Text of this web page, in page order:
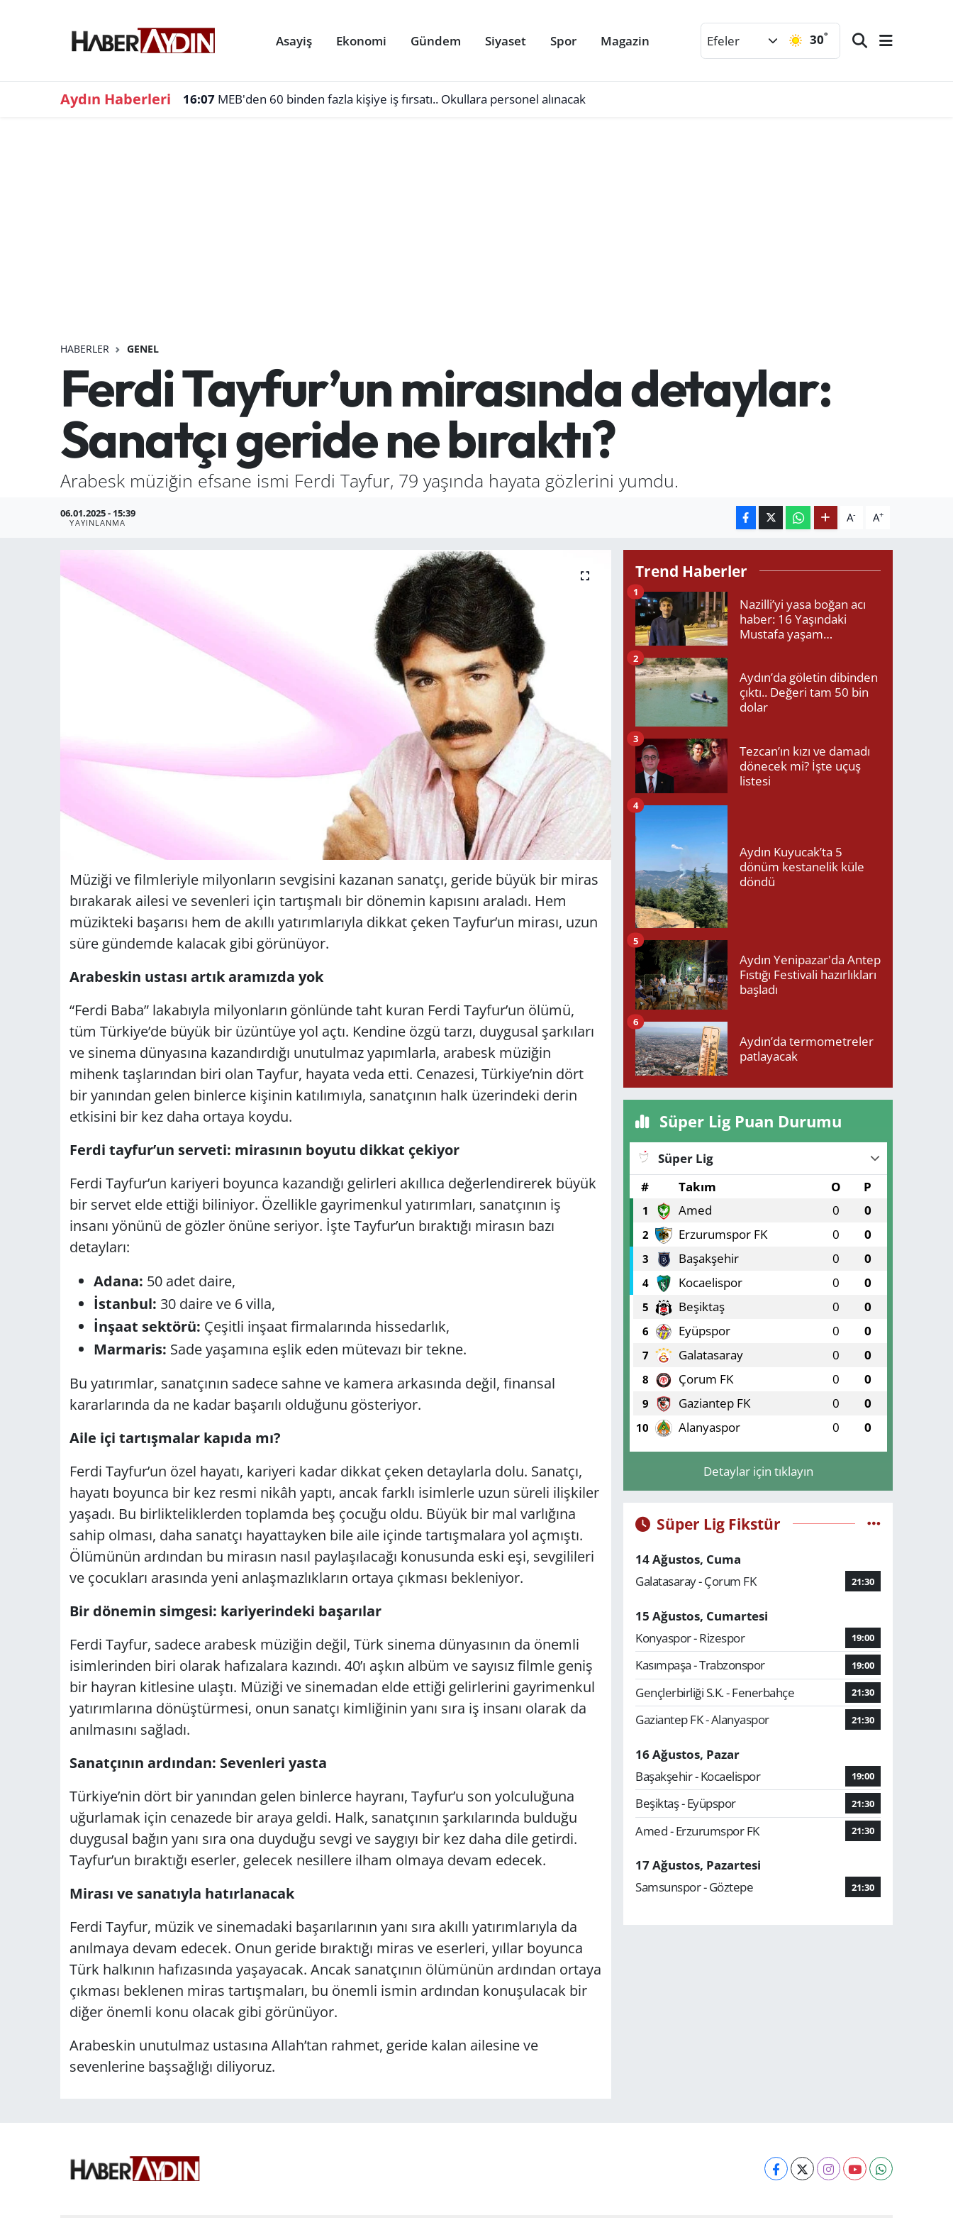
Asayiş Ekonomi Gündem Siyaset Spor Magazin Efeler 30°
Aydın Haberleri 16:07 MEB'den 60 binden fazla kişiye iş fırsatı.. Okullara personel alınacak
HABERLER GENEL
Ferdi Tayfur’un mirasında detaylar:
Sanatçı geride ne bıraktı?
Arabesk müziğin efsane ismi Ferdi Tayfur, 79 yaşında hayata gözlerini yumdu.
06.01.2025 - 15:39
YAYINLANMA A- A+
Müziği ve filmleriyle milyonların sevgisini kazanan sanatçı, geride büyük bir miras
bırakarak ailesi ve sevenleri için tartışmalı bir dönemin kapısını araladı. Hem
müzikteki başarısı hem de akıllı yatırımlarıyla dikkat çeken Tayfur’un mirası, uzun
süre gündemde kalacak gibi görünüyor.
Arabeskin ustası artık aramızda yok
“Ferdi Baba” lakabıyla milyonların gönlünde taht kuran Ferdi Tayfur’un ölümü,
tüm Türkiye’de büyük bir üzüntüye yol açtı. Kendine özgü tarzı, duygusal şarkıları
ve sinema dünyasına kazandırdığı unutulmaz yapımlarla, arabesk müziğin
mihenk taşlarından biri olan Tayfur, hayata veda etti. Cenazesi, Türkiye’nin dört
bir yanından gelen binlerce kişinin katılımıyla, sanatçının halk üzerindeki derin
etkisini bir kez daha ortaya koydu.
Ferdi tayfur’un serveti: mirasının boyutu dikkat çekiyor
Ferdi Tayfur’un kariyeri boyunca kazandığı gelirleri akıllıca değerlendirerek büyük
bir servet elde ettiği biliniyor. Özellikle gayrimenkul yatırımları, sanatçının iş
insanı yönünü de gözler önüne seriyor. İşte Tayfur’un bıraktığı mirasın bazı
detayları:
Adana: 50 adet daire,
İstanbul: 30 daire ve 6 villa,
İnşaat sektörü: Çeşitli inşaat firmalarında hissedarlık,
Marmaris: Sade yaşamına eşlik eden mütevazı bir tekne.
Bu yatırımlar, sanatçının sadece sahne ve kamera arkasında değil, finansal
kararlarında da ne kadar başarılı olduğunu gösteriyor.
Aile içi tartışmalar kapıda mı?
Ferdi Tayfur’un özel hayatı, kariyeri kadar dikkat çeken detaylarla dolu. Sanatçı,
hayatı boyunca bir kez resmi nikâh yaptı, ancak farklı isimlerle uzun süreli ilişkiler
yaşadı. Bu birlikteliklerden toplamda beş çocuğu oldu. Büyük bir mal varlığına
sahip olması, daha sanatçı hayattayken bile aile içinde tartışmalara yol açmıştı.
Ölümünün ardından bu mirasın nasıl paylaşılacağı konusunda eski eşi, sevgilileri
ve çocukları arasında yeni anlaşmazlıkların ortaya çıkması bekleniyor.
Bir dönemin simgesi: kariyerindeki başarılar
Ferdi Tayfur, sadece arabesk müziğin değil, Türk sinema dünyasının da önemli
isimlerinden biri olarak hafızalara kazındı. 40’ı aşkın albüm ve sayısız filmle geniş
bir hayran kitlesine ulaştı. Müziği ve sinemadan elde ettiği gelirlerini gayrimenkul
yatırımlarına dönüştürmesi, onun sanatçı kimliğinin yanı sıra iş insanı olarak da
anılmasını sağladı.
Sanatçının ardından: Sevenleri yasta
Türkiye’nin dört bir yanından gelen binlerce hayranı, Tayfur’u son yolculuğuna
uğurlamak için cenazede bir araya geldi. Halk, sanatçının şarkılarında bulduğu
duygusal bağın yanı sıra ona duyduğu sevgi ve saygıyı bir kez daha dile getirdi.
Tayfur’un bıraktığı eserler, gelecek nesillere ilham olmaya devam edecek.
Mirası ve sanatıyla hatırlanacak
Ferdi Tayfur, müzik ve sinemadaki başarılarının yanı sıra akıllı yatırımlarıyla da
anılmaya devam edecek. Onun geride bıraktığı miras ve eserleri, yıllar boyunca
Türk halkının hafızasında yaşayacak. Ancak sanatçının ölümünün ardından ortaya
çıkması beklenen miras tartışmaları, bu önemli ismin ardından konuşulacak bir
diğer önemli konu olacak gibi görünüyor.
Arabeskin unutulmaz ustasına Allah’tan rahmet, geride kalan ailesine ve
sevenlerine başsağlığı diliyoruz.
Trend Haberler
Nazilli’yi yasa boğan acı
haber: 16 Yaşındaki
Mustafa yaşam
1
Aydın’da göletin dibinden
çıktı.. Değeri tam 50 bin
dolar
2
Tezcan’ın kızı ve damadı
dönecek mi? İşte uçuş
listesi
3
Aydın Kuyucak’ta 5
dönüm kestanelik küle
döndü
4
Aydın Yenipazar'da Antep
Fıstığı Festivali hazırlıkları
başladı
5
Aydın’da termometreler
patlayacak
6
Süper Lig Puan Durumu
Süper Lig
#
Takım O P
1 Amed 0 0
2 Erzurumspor FK 0 0
3 Başakşehir 0 0
4 Kocaelispor 0 0
5 Beşiktaş 0 0
6 Eyüpspor 0 0
7 Galatasaray 0 0
8 Çorum FK 0 0
9 Gaziantep FK 0 0
10 Alanyaspor 0 0
Detaylar için tıklayın
Süper Lig Fikstür
14 Ağustos, Cuma
Galatasaray - Çorum FK
21:30
15 Ağustos, Cumartesi
Konyaspor - Rizespor
19:00
Kasımpaşa - Trabzonspor 19:00
Gençlerbirliği S.K. - Fenerbahçe 21:30
Gaziantep FK - Alanyaspor 21:30
16 Ağustos, Pazar
Başakşehir - Kocaelispor
19:00
Beşiktaş - Eyüpspor 21:30
Amed - Erzurumspor FK 21:30
17 Ağustos, Pazartesi
Samsunspor - Göztepe
21:30